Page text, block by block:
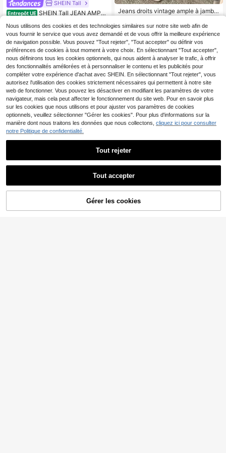
SHEIN Tall
Entrepôt UE SHEIN Tall JEAN AMPLE
DÉCONTRACTÉ
19,90€19,91€
21
Entrepôt UE Pantalon en jean droit a
mple rétro pour femmes, décontract
Jeans droits vintage ample à jambe
s empilées pour femmes, décontrac
té, printemps automne
22 ,99€
CasuGlow FEMMES JEA
ES D'ÉLÉPHANT LAVAGE MOYEN
DENIM TAILLE ASYMÉTRIQUE Y2K
18,78€
CRAQUEZ DES MAINTENANT
Nous utilisons des cookies et des technologies similaires sur notre site web afin de
vous fournir le service que vous avez demandé et de vous offrir la meilleure expérience
de navigation possible. Vous pouvez "Tout rejeter", "Tout accepter" ou définir vos
préférences de cookies à tout moment à votre choix. En sélectionnant "Tout accepter",
nous définirons tous les cookies optionnels, qui nous aident à analyser le trafic, à offrir
des fonctionnalités améliorées et à personnaliser le contenu et les publicités pour
compléter votre expérience d'achat avec SHEIN. En sélectionnant "Tout rejeter", vous
autorisez l'utilisation des cookies strictement nécessaires qui permettent à notre site
web de fonctionner. Vous pouvez les désactiver en modifiant les paramètres de votre
navigateur, mais cela peut affecter le fonctionnement du site web. Pour en savoir plus
sur les cookies que nous utilisons et pour ajuster vos paramètres de cookies
optionnels, veuillez sélectionner "Gérer les cookies". Pour plus d'informations sur la
manière dont nous traitons les données que nous collectons, cliquez ici pour consulter
notre Politique de confidentialité.
Tout rejeter
Tout accepter
Gérer les cookies